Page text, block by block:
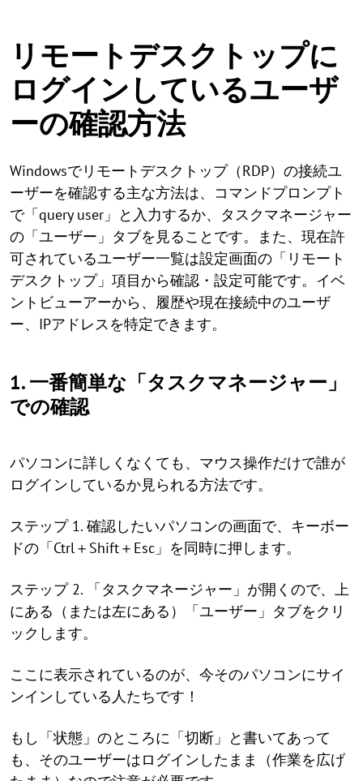
リモートデスクトップに
ログインしているユーザ
ーの確認方法
Windowsでリモートデスクトップ（RDP）の接続ユ
ーザーを確認する主な方法は、コマンドプロンプト
で「query user」と入力するか、タスクマネージャー
の「ユーザー」タブを見ることです。また、現在許
可されているユーザー一覧は設定画面の「リモート
デスクトップ」項目から確認・設定可能です。イベ
ントビューアーから、履歴や現在接続中のユーザ
ー、IPアドレスを特定できます。
1. 一番簡単な「タスクマネージャー」
での確認
パソコンに詳しくなくても、マウス操作だけで誰が
ログインしているか見られる方法です。
ステップ 1. 確認したいパソコンの画面で、キーボー
ドの「Ctrl＋Shift＋Esc」を同時に押します。
ステップ 2. 「タスクマネージャー」が開くので、上
にある（または左にある）「ユーザー」タブをクリ
ックします。
ここに表示されているのが、今そのパソコンにサイ
ンインしている人たちです！
もし「状態」のところに「切断」と書いてあって
も、そのユーザーはログインしたまま（作業を広げ